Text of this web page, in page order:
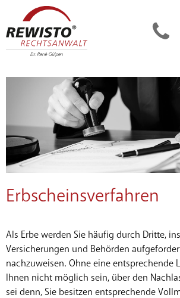
Erbscheinsverfahren
Als Erbe werden Sie häufig durch Dritte,
Versicherungen und Behörden
nachzuweisen. Ohne eine entsprechende
Ihnen nicht möglich sein, über den
sei denn, Sie besitzen entsprechende